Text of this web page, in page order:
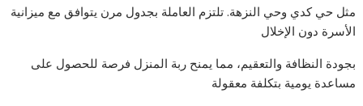
مثل حي كدي وحي النزهة. تلتزم العاملة بجدول مرن يتوافق مع ميزانية
الأسرة دون الإخلال
بجودة النظافة والتعقيم، مما يمنح ربة المنزل فرصة للحصول على
مساعدة يومية بتكلفة معقولة